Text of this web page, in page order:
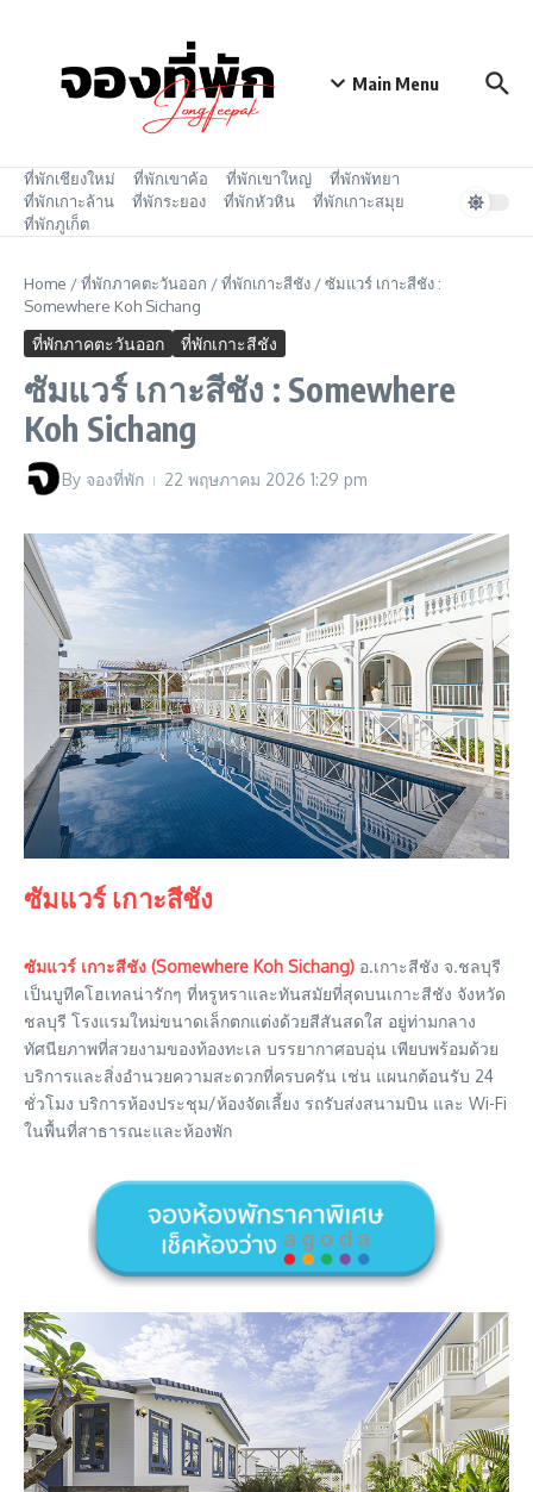
Main Menu
ที่พักเชียงใหม่ ที่พักเขาค้อ ที่พักเขาใหญ่
ที่พักพัทยา
ที่พักเกาะล้าน
ที่พักระยอง ที่พักหัวหิน
ที่พักเกาะสมุย
ที่พักภูเก็ต
Home /ที่พักภาคตะวันออก /ที่พักเกาะสีชัง /ซัมแวร์ เกาะสีชัง :
Somewhere Koh Sichang
ที่พักภาคตะวันออก ที่พักเกาะสีชัง
ซัมแวร์ เกาะสีชัง : Somewhere
Koh Sichang
By จองที่พัก 22 พฤษภาคม 2026 1:29 pm
ซัมแวร์ เกาะสีชัง
ซัมแวร์ เกาะสีชัง (Somewhere Koh Sichang) อ.เกาะสีชัง จ.ชลบุรี
เป็นบูทีคโฮเทลน่ารักๆ ที่หรูหราและทันสมัยที่สุดบนเกาะสีชัง จังหวัด
ชลบุรี โรงแรมใหม่ขนาดเล็กตกแต่งด้วยสีสันสดใส อยู่ท่ามกลาง
ทัศนียภาพที่สวยงามของท้องทะเล บรรยากาศอบอุ่น เพียบพร้อมด้วย
บริการและสิ่งอำนวยความสะดวกที่ครบครัน เช่น แผนกต้อนรับ 24
ชั่วโมง บริการห้องประชุม/ห้องจัดเลี้ยง รถรับส่งสนามบิน และ Wi-Fi
ในพื้นที่สาธารณะและห้องพัก